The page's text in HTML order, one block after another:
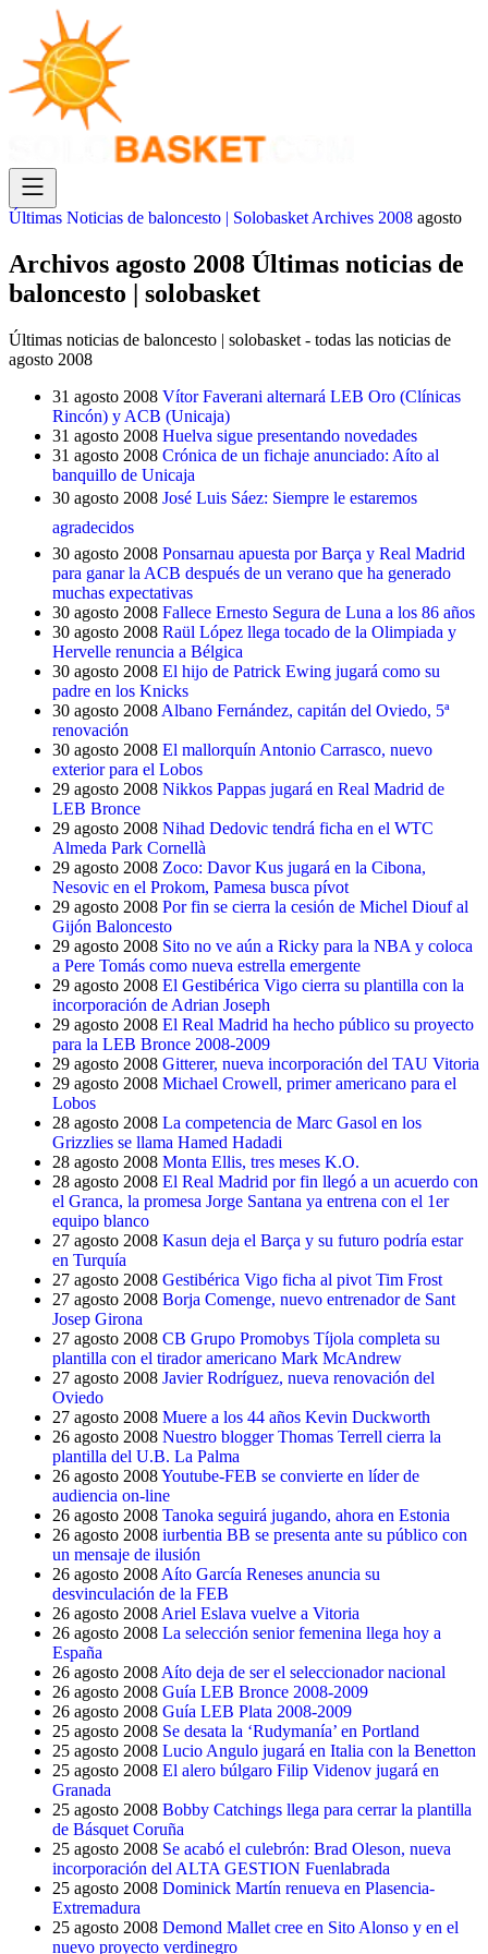
Últimas Noticias de baloncesto | Solobasket Archives 2008 agosto
Archivos agosto 2008 Últimas noticias de
baloncesto | solobasket
Últimas noticias de baloncesto | solobasket - todas las noticias de
agosto 2008
31 agosto 2008 Vítor Faverani alternará LEB Oro (Clínicas
Rincón) y ACB (Unicaja)
31 agosto 2008 Huelva sigue presentando novedades
31 agosto 2008 Crónica de un fichaje anunciado: Aíto al
banquillo de Unicaja
30 agosto 2008 José Luis Sáez: Siempre le estaremos
agradecidos
30 agosto 2008 Ponsarnau apuesta por Barça y Real Madrid
para ganar la ACB después de un verano que ha generado
muchas expectativas
30 agosto 2008 Fallece Ernesto Segura de Luna a los 86 años
30 agosto 2008 Raül López llega tocado de la Olimpiada y
Hervelle renuncia a Bélgica
30 agosto 2008 El hijo de Patrick Ewing jugará como su
padre en los Knicks
30 agosto 2008 Albano Fernández, capitán del Oviedo, 5ª
renovación
30 agosto 2008 El mallorquín Antonio Carrasco, nuevo
exterior para el Lobos
29 agosto 2008 Nikkos Pappas jugará en Real Madrid de
LEB Bronce
29 agosto 2008 Nihad Dedovic tendrá ficha en el WTC
Almeda Park Cornellà
29 agosto 2008 Zoco: Davor Kus jugará en la Cibona,
Nesovic en el Prokom, Pamesa busca pívot
29 agosto 2008 Por fin se cierra la cesión de Michel Diouf al
Gijón Baloncesto
29 agosto 2008 Sito no ve aún a Ricky para la NBA y coloca
a Pere Tomás como nueva estrella emergente
29 agosto 2008 El Gestibérica Vigo cierra su plantilla con la
incorporación de Adrian Joseph
29 agosto 2008 El Real Madrid ha hecho público su proyecto
para la LEB Bronce 2008-2009
29 agosto 2008 Gitterer, nueva incorporación del TAU Vitoria
29 agosto 2008 Michael Crowell, primer americano para el
Lobos
28 agosto 2008 La competencia de Marc Gasol en los
Grizzlies se llama Hamed Hadadi
28 agosto 2008 Monta Ellis, tres meses K.O.
28 agosto 2008 El Real Madrid por fin llegó a un acuerdo con
el Granca, la promesa Jorge Santana ya entrena con el 1er
equipo blanco
27 agosto 2008 Kasun deja el Barça y su futuro podría estar
en Turquía
27 agosto 2008 Gestibérica Vigo ficha al pivot Tim Frost
27 agosto 2008 Borja Comenge, nuevo entrenador de Sant
Josep Girona
27 agosto 2008 CB Grupo Promobys Tíjola completa su
plantilla con el tirador americano Mark McAndrew
27 agosto 2008 Javier Rodríguez, nueva renovación del
Oviedo
27 agosto 2008 Muere a los 44 años Kevin Duckworth
26 agosto 2008 Nuestro blogger Thomas Terrell cierra la
plantilla del U.B. La Palma
26 agosto 2008Youtube-FEB se convierte en líder de
audiencia on-line
26 agosto 2008 Tanoka seguirá jugando, ahora en Estonia
26 agosto 2008 iurbentia BB se presenta ante su público con
un mensaje de ilusión
26 agosto 2008 Aíto García Reneses anuncia su
desvinculación de la FEB
26 agosto 2008 Ariel Eslava vuelve a Vitoria
26 agosto 2008 La selección senior femenina llega hoy a
España
26 agosto 2008 Aíto deja de ser el seleccionador nacional
26 agosto 2008 Guía LEB Bronce 2008-2009
26 agosto 2008 Guía LEB Plata 2008-2009
25 agosto 2008 Se desata la ‘Rudymanía’ en Portland
25 agosto 2008 Lucio Angulo jugará en Italia con la Benetton
25 agosto 2008 El alero búlgaro Filip Videnov jugará en
Granada
25 agosto 2008 Bobby Catchings llega para cerrar la plantilla
de Básquet Coruña
25 agosto 2008 Se acabó el culebrón: Brad Oleson, nueva
incorporación del ALTA GESTION Fuenlabrada
25 agosto 2008 Dominick Martín renueva en Plasencia-
Extremadura
25 agosto 2008 Demond Mallet cree en Sito Alonso y en el
nuevo proyecto verdinegro